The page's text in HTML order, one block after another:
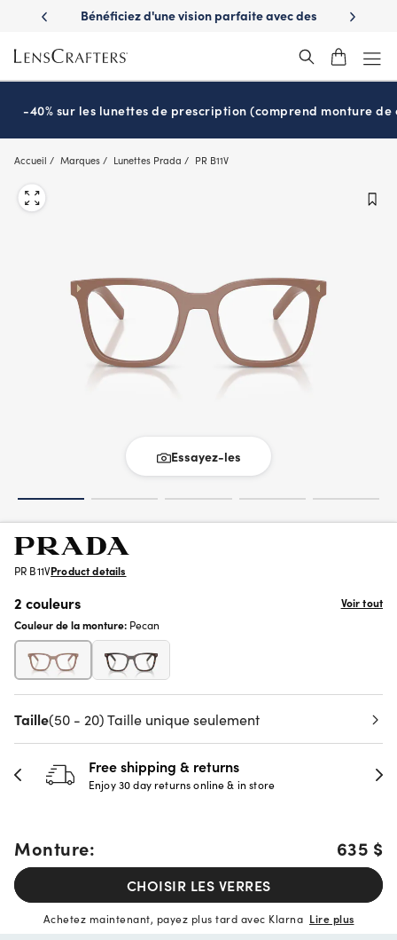
main
content
avantages
Bénéficiez d'une vision parfaite avec des
Prêt pour
-40% sur les lunettes de prescription (comprend monture de
Accueil Marques Lunettes Prada PR B11V
Essayez-les
PR B11VProduct details
2 couleurs
Voir tout
Couleur de la monture: Pecan
Taille(50 - 20) Taille unique seulement
Free shipping & returns
Enjoy 30 day returns online & in store
Monture: 635 $
CHOISIR LES VERRES
Achetez maintenant, payez plus tard avec Klarna Lire plus